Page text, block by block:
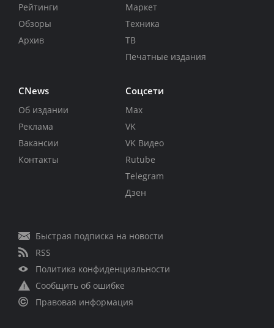
Рейтинги
Обзоры
Архив
Маркет
Техника
ТВ
Печатные издания
CNews
Об издании
Реклама
Вакансии
Контакты
Соцсети
Max
VK
VK Видео
Rutube
Telegram
Дзен
Быстрая подписка на новости
RSS
Политика конфиденциальности
Сообщить об ошибке
Правовая информация